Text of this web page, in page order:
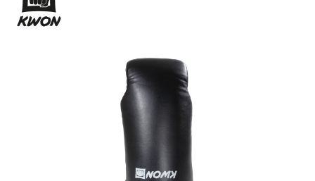
Bildergalerie überspringen